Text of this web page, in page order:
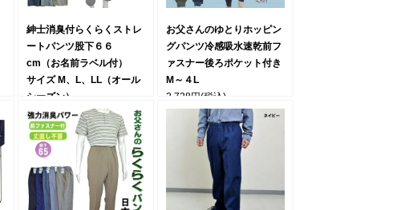
紳士消臭付らくらくストレ
ートパンツ股下６６
cm（お名前ラベル付）
サイズ M、L、LL（オール
シーズン）
3,278円(税込)
お父さんのゆとりホッピン
グパンツ冷感吸水速乾前フ
ァスナー後ろポケット付き
M～４L
2,728円(税込)